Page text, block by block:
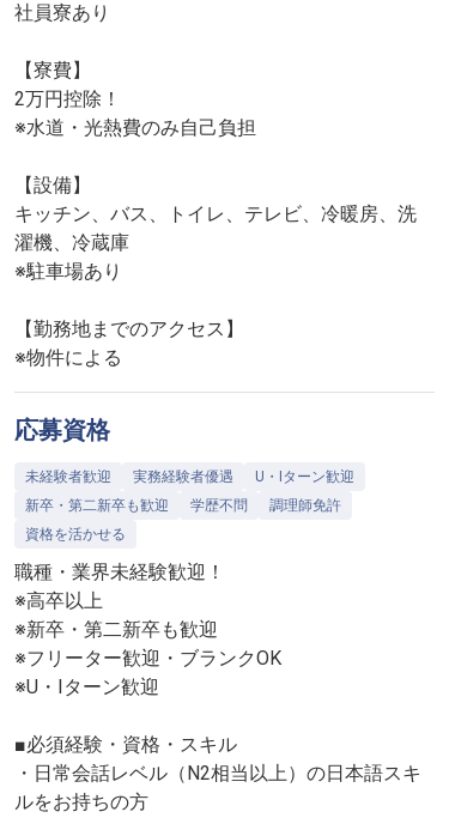
社員寮あり
【寮費】
2万円控除！
※水道・光熱費のみ自己負担
【設備】
キッチン、バス、トイレ、テレビ、冷暖房、洗
濯機、冷蔵庫
※駐車場あり
【勤務地までのアクセス】
※物件による
応募資格
未経験者歓迎 実務経験者優遇
U・Iターン歓迎
新卒・第二新卒も歓迎
学歴不問
調理師免許
資格を活かせる
職種・業界未経験歓迎！
※高卒以上
※新卒・第二新卒も歓迎
※フリーター歓迎・ブランクOK
※U・Iターン歓迎
■必須経験・資格・スキル
・日常会話レベル（N2相当以上）の日本語スキ
ルをお持ちの方